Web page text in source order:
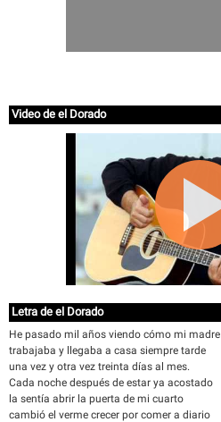
Video de el Dorado
Letra de el Dorado
He pasado mil años viendo cómo mi madre
trabajaba y llegaba a casa siempre tarde
una vez y otra vez treinta días al mes.
Cada noche después de estar ya acostado
la sentía abrir la puerta de mi cuarto
cambió el verme crecer por comer a diario